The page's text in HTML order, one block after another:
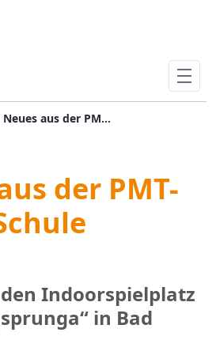
Neues aus der PMTS
der PMT-
Indoorspielplatz
in Bad